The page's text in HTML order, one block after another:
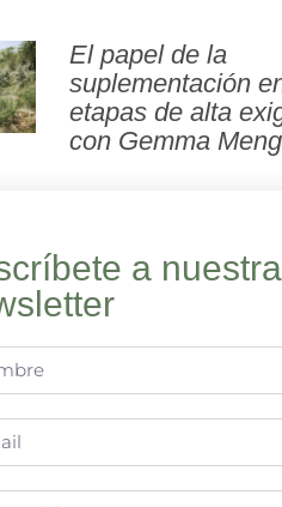
El papel de la
suplementación
etapas de alta
con Gemma
a nuestra